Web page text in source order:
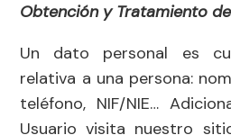
Obtención y Tratamiento
Un dato personal es
relativa a una persona:
teléfono, NIF/NIE…
Usuario visita nuestro